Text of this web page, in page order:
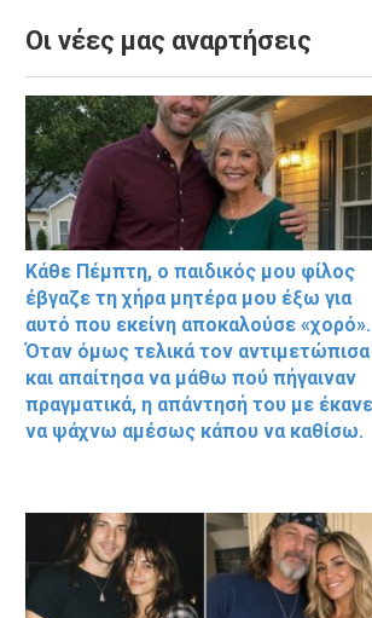
Οι νέες μας αναρτήσεις
Κάθε Πέμπτη, ο παιδικός μου φίλος
έβγαζε τη χήρα μητέρα μου έξω για
αυτό που εκείνη αποκαλούσε «χορό».
Όταν όμως τελικά τον αντιμετώπισα
και απαίτησα να μάθω πού πήγαιναν
πραγματικά, η απάντησή του με έκανε
να ψάχνω αμέσως κάπου να καθίσω.